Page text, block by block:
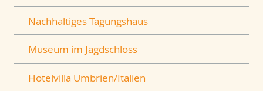
Nachhaltiges Tagungshaus
Museum im Jagdschloss
Hotelvilla Umbrien/Italien